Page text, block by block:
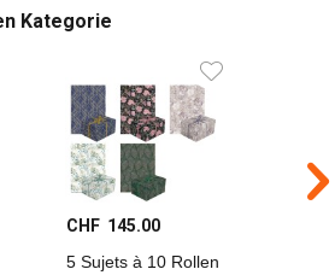
Kategorie
CHF 145.00
5 Sujets à 10 Rollen